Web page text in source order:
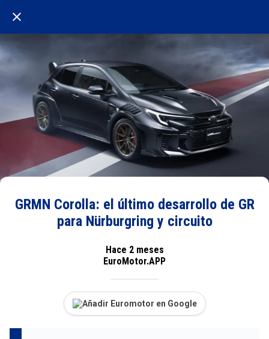
GRMN Corolla: el último desarrollo de GR
para Nürburgring y circuito
Hace 2 meses
EuroMotor.APP
Añadir Euromotor en Google